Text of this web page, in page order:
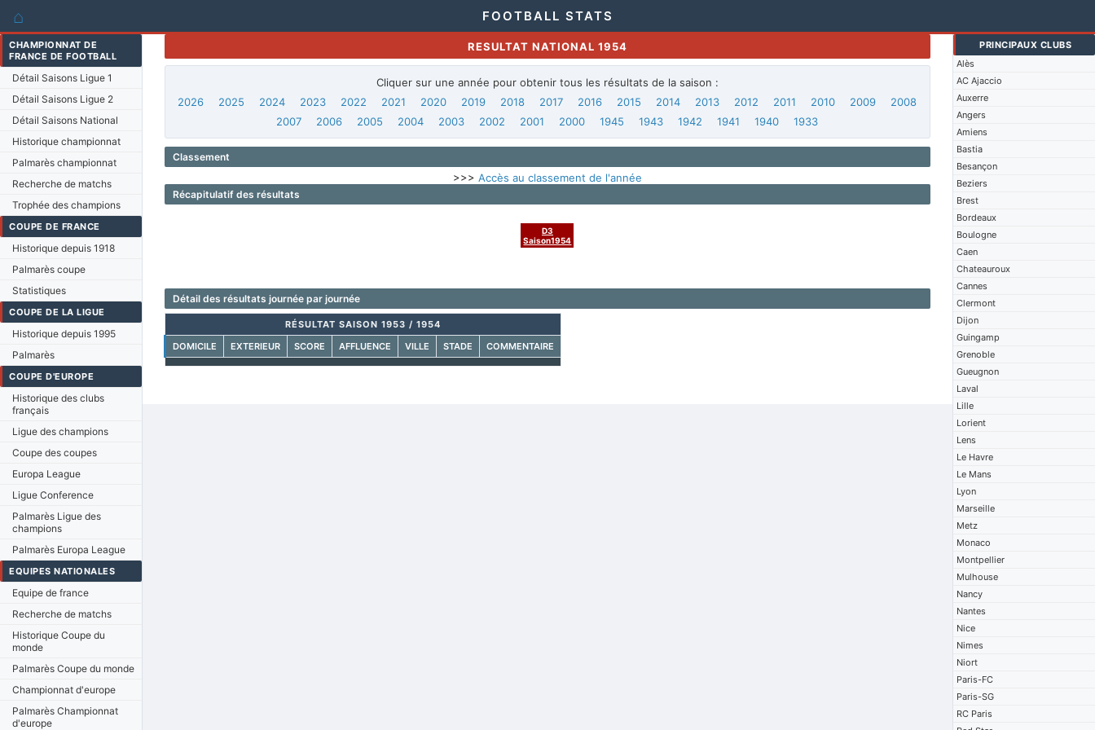
⌂ FOOTBALL STATS
CHAMPIONNAT DE
FRANCE DE FOOTBALL
Détail Saisons Ligue 1
Détail Saisons Ligue 2
Détail Saisons National
Historique championnat
Palmarès championnat
Recherche de matchs
Trophée des champions
COUPE DE FRANCE
Historique depuis 1918
Palmarès coupe
Statistiques
COUPE DE LA LIGUE
Historique depuis 1995
Palmarès
COUPE D'EUROPE
Historique des clubs
français
Ligue des champions
Coupe des coupes
Europa League
Ligue Conference
Palmarès Ligue des
champions
Palmarès Europa League
EQUIPES NATIONALES
Equipe de france
Recherche de matchs
Historique Coupe du
monde
Palmarès Coupe du monde
Championnat d'europe
Palmarès Championnat
d'europe
PRINCIPAUX CLUBS
Alès
AC Ajaccio
Auxerre
Angers
Amiens
Bastia
Besançon
Beziers
Brest
Bordeaux
Boulogne
Caen
Chateauroux
Cannes
Clermont
Dijon
Guingamp
Grenoble
Gueugnon
Laval
Lille
Lorient
Lens
Le Havre
Le Mans
Lyon
Marseille
Metz
Monaco
Montpellier
Mulhouse
Nancy
Nantes
Nice
Nimes
Niort
Paris-FC
Paris-SG
RC Paris
RESULTAT NATIONAL 1954
Cliquer sur une année pour obtenir tous les résultats de la saison :
2026
2025 2024 2023 2022 2021 2020 2019 2018 2017 2016 2015 2014 2013 2012 2011 2010 2009
2008
2007
2006 2005 2004 2003 2002 2001 2000 1945 1943 1942 1941 1940 1933
Classement
>>> Accès au classement de l'année
Récapitulatif des résultats
D3
Saison1954
Détail des résultats journée par journée
RÉSULTAT SAISON 1953 / 1954
DOMICILE
EXTERIEUR SCORE AFFLUENCE VILLE STADE COMMENTAIRE